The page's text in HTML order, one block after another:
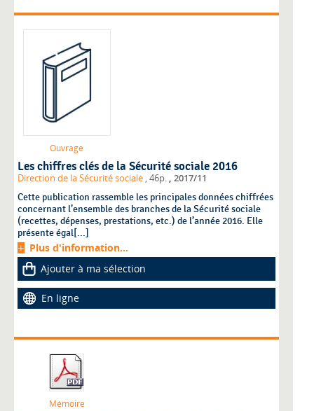
Ouvrage
Les chiffres clés de la Sécurité sociale 2016
Direction de la Sécurité sociale , 46p. , 2017/11
Cette publication rassemble les principales données chiffrées
concernant l’ensemble des branches de la Sécurité sociale
(recettes, dépenses, prestations, etc.) de l’année 2016. Elle
présente égal[...]
Plus d'information...
Ajouter à ma sélection
En ligne
Mémoire